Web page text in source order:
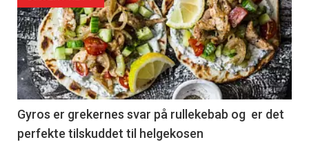
Gyros er grekernes svar på rullekebab og er det
perfekte tilskuddet til helgekosen